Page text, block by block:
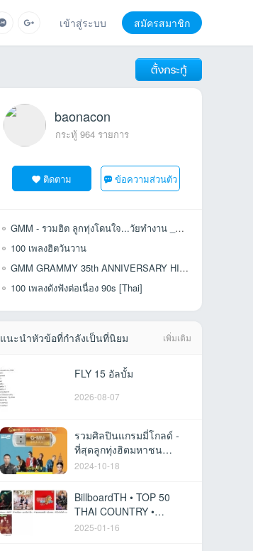
เข้าสู่ระบบ สมัครสมาชิก
baonacon
กระทู้ 964 รายการ
ติดตาม ข้อความส่วนตัว
GMM - รวมฮิต ลูกทุ่งโดนใจ...วัยทำงาน _@320kbps
100 เพลงฮิตวันวาน
GMM GRAMMY 35th ANNIVERSARY HITS VOL.1-4 [320kbps]
100 เพลงดังฟังต่อเนื่อง 90s [Thai]
แนะนำหัวข้อที่กำลังเป็นที่นิยม เพิ่มเติม
FLY 15 อัลบั้ม
2026-08-07
รวมศิลปินแกรมมี่โกลด์ -
ที่สุดลูกทุ่งฮิตมหาชน
(192kbps)
2024-10-18
BillboardTH • TOP 50
THAI COUNTRY •
JANUARY 13, 2025 [320
2025-01-16